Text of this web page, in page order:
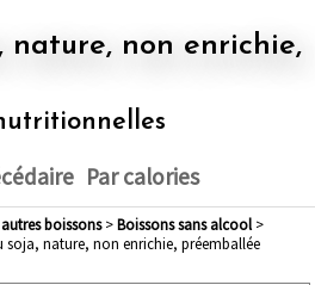
Par calories
autres boissons> boissons sans alcool>
soja, nature, non enrichie, préemballée